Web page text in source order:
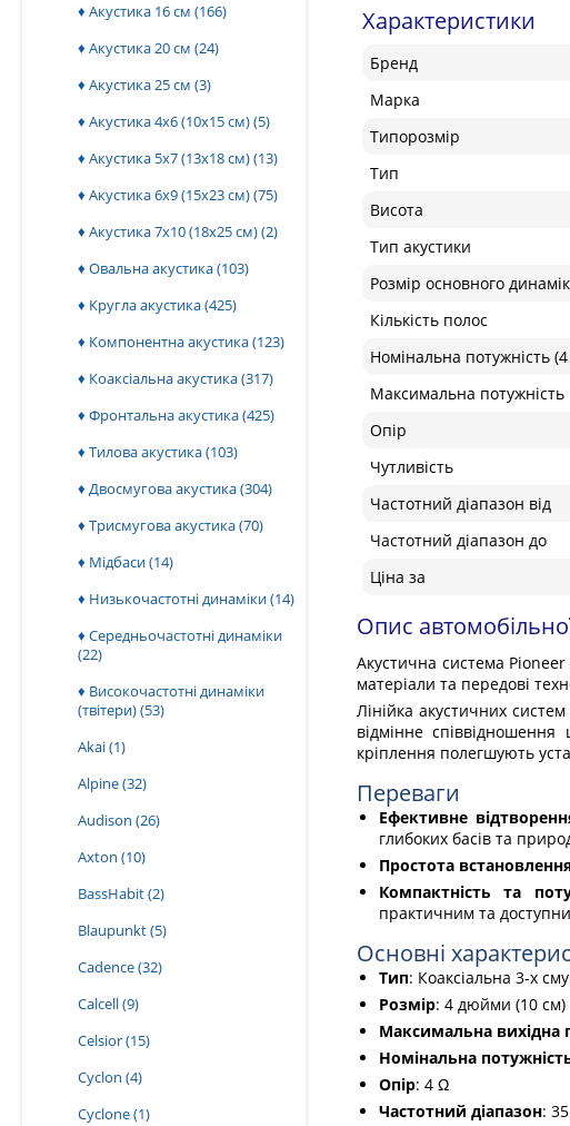
♦ Акустика 16 см (166)
♦ Акустика 20 см (24)
♦ Акустика 25 см (3)
♦ Акустика 4x6 (10х15 см)(5)
♦ Акустика 5x7 (13х18 см)(13)
♦ Акустика 6x9 (15х23 см)(75)
♦ Акустика 7x10 (18х25 см)(2)
♦ Овальна акустика(103)
♦ Кругла акустика(425)
♦ Компонентна акустика(123)
♦ Коаксіальна акустика(317)
♦ Фронтальна акустика(425)
♦ Тилова акустика(103)
♦ Двосмугова акустика(304)
♦ Трисмугова акустика(70)
♦ Мідбаси(14)
♦ Низькочастотні динаміки(14)
♦ Середньочастотні динаміки
(22)
♦ Високочастотні динаміки
(твітери)(53)
Akai(1)
Alpine(32)
Audison (26)
Axton (10)
BassHabit(2)
Blaupunkt(5)
Cadence(32)
Calcell(9)
Celsior(15)
Cyclon (4)
Cyclone(1)
Характеристики
Бренд
Марка
Типорозмір
Тип
Висота
Тип акустики
Розмір основного
Кількість полос
Номінальна потужність
Максимальна потужність
Опір
Чутливість
Частотний діапазон від
Частотний діапазон до
Ціна за
Опис
Акустична система
матеріали та передові
Лінійка акустичних
відмінне
кріплення полегшують
Переваги
Ефективне
глибоких басів та
Простота
Компактність та
практичним та
Основні
Тип: Коаксіальна 3-х
Розмір: 4 дюйми (10 см)
Максимальна вихідна
Номінальна
Опір: 4 Ω
Частотний діапазон: